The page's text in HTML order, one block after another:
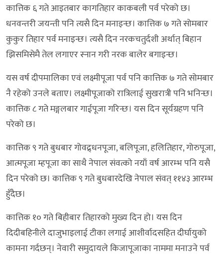
कात्तिक ६ गते आइतबार कागतिहार काकबली पर्व परेको छ।
धनवन्तरी जयन्ती पनि त्यसै दिन मनाइन्छ। कात्तिक ७ गते सोमबार
कुकुर तिहार पर्व मनाइन्छ। त्यसै दिन नरकचतुर्दशी अर्थात् बिहान
झिसमिसेमै तेल लगाएर स्नान गरी नरक बालेर बगाइन्छ।
यस वर्ष दीपमालिका एवं लक्ष्मीपूजा पर्व पनि कात्तिक ७ गते सोमबार
नै रहेको उनले बताए। लक्ष्मीपूजाको रात्रिलाई सुखरात्री पनि भनिन्छ।
कात्तिक ८ गते मङ्गलबार गाईपूजा गरिन्छ। यस दिन सूर्यग्रहण पनि
परेको छ।
कात्तिक ९ गते बुधबार गोवद्र्धनपूजा, बलिपूजा, हलितिहार, गोरुपूजा,
आत्मपूजा म्हपूजा का साथै नेपाल संवत्को नयाँ वर्ष आरम्भ पनि यसै
दिन परेको छ। कात्तिक ९ गते बुधबारदेखि नेपाल संवत् ११४३ आरम्भ
हुँदैछ।
कात्तिक १० गते बिहीबार तिहारको मुख्य दिन हो। यस दिन
दिदीबहिनीले दाजुभाइलाई टीका लगाई आशीर्वादसहित दीर्घायुको
कामना गर्दछन्। नेवारी समुदायले किजापूजाका नाममा मनाउने पर्व